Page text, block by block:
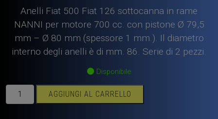
Anelli Fiat 500 Fiat 126 sottocanna in rame
NANNI per motore 700 cc. con pistone Ø 79,5
mm – Ø 80 mm (spessore 1 mm.). Il diametro
interno degli anelli è di mm. 86. Serie di 2 pezzi.
Disponibile
Anelli
Fiat
AGGIUNGI AL CARRELLO